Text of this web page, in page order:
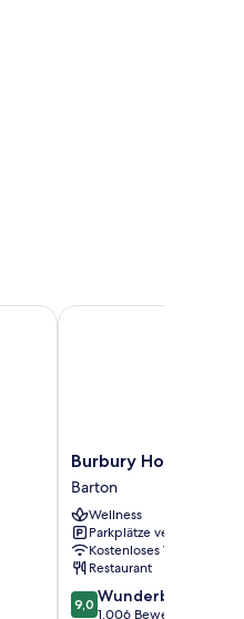
Burbury
Hotel
&
Apartments
Barton
Burbury Hotel &
Barton
Wellness
Parkplätze verfügbar
Kostenloses WLAN
Restaurant
9.0
von
9,0 Wunderbar
1.006 Bewertungen
Burbury Hotel &